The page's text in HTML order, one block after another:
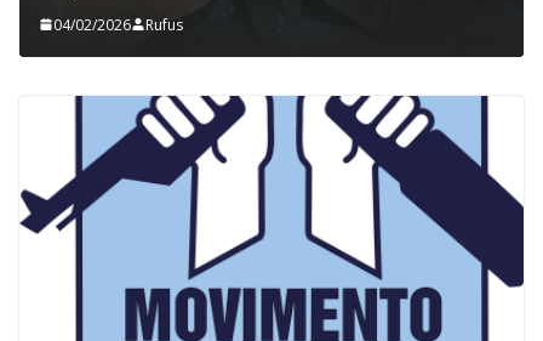
04/02/2026 Rufus